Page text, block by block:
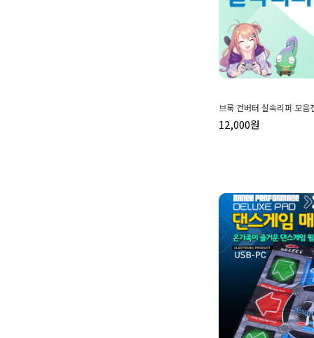
브룩 컨버터 실속리퍼 모음
12,000원